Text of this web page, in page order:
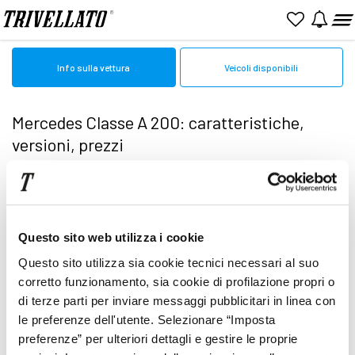
Questo sito web utilizza i cookie
Questo sito utilizza sia cookie tecnici necessari al suo
corretto funzionamento, sia cookie di profilazione propri o
di terze parti per inviare messaggi pubblicitari in linea con
le preferenze dell'utente. Selezionare “Imposta
preferenze” per ulteriori dettagli e gestire le proprie
Home Mercedes
Info sulla vettura Veicoli disponibili
Mercedes Classe A 200: caratteristiche,
versioni, prezzi
Scopri tutto su nuova Mercedes Classe A
200
Leggi le schede per conoscere nel dettaglio
tutte le caratteristiche delle vetture disponibili
in pronta consegna: motorizzazioni,
Nessun veicolo al momento disponibile